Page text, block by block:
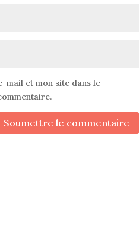
mail et mon site dans le
Soumettre le commentaire